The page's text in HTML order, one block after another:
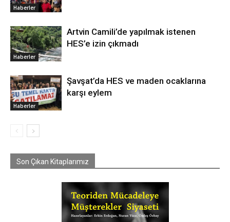
Haberler
Haberler
Artvin Camili’de yapılmak istenen
HES’e izin çıkmadı
Haberler
Şavşat’da HES ve maden ocaklarına
karşı eylem
Son Çıkan Kitaplarımız